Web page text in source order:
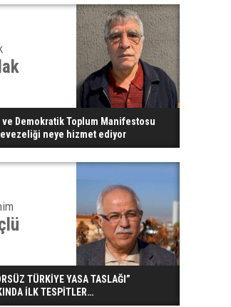
ve Demokratik Toplum Manifestosu
neye hizmet ediyor
TÜRKİYE YASA TASLAĞI”
İLK TESPİTLER…